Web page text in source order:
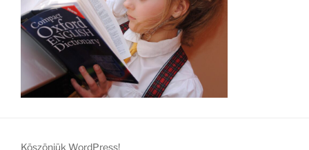
Köszönjük WordPress!